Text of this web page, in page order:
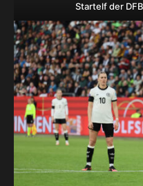
Startelf der